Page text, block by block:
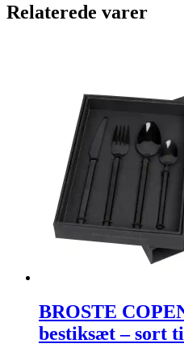
Relaterede varer
BROSTE
bestiksæt – sort